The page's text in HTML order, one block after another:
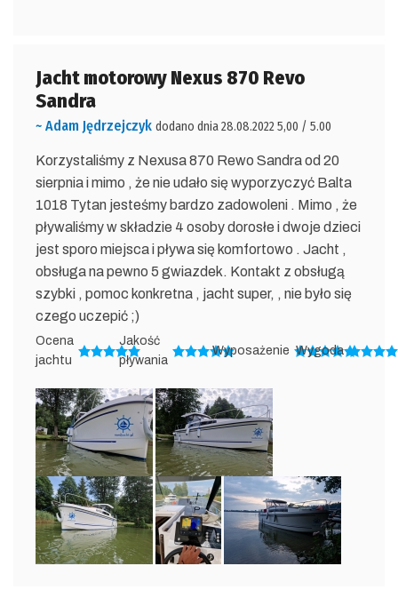
Jacht motorowy Nexus 870 Revo
Sandra
~ Adam Jędrzejczyk dodano dnia 28.08.2022 5,00 / 5.00
Korzystaliśmy z Nexusa 870 Rewo Sandra od 20
sierpnia i mimo , że nie udało się wyporzyczyć Balta
1018 Tytan jesteśmy bardzo zadowoleni . Mimo , że
pływaliśmy w składzie 4 osoby dorosłe i dwoje dzieci
jest sporo miejsca i pływa się komfortowo . Jacht ,
obsługa na pewno 5 gwiazdek. Kontakt z obsługą
szybki , pomoc konkretna , jacht super, , nie było się
czego uczepić ;)
Ocena
jachtu
Jakość
pływania
Wyposażenie Wygoda